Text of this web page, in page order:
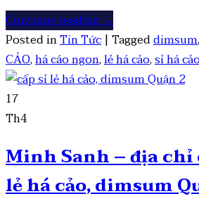
Continue reading→
Posted inTin Tức | Taggeddimsum,
CẢO,há cáo ngon,lẻ há cảo,sỉ há
17
Th4
Minh Sanh – địa chỉ
lẻ há cảo, dimsum